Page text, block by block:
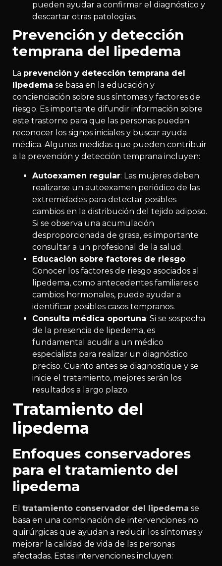
pueden ayudar a confirmar el diagnóstico y
descartar otras patologías.
Prevención y detección
temprana del lipedema
La prevención y detección temprana del
lipedema se basa en la educación y
concienciación sobre sus síntomas y factores de
riesgo. Es importante difundir información sobre
este trastorno para que las personas puedan
reconocer los signos iniciales y buscar ayuda
médica. Algunas medidas que pueden contribuir
a la prevención y detección temprana incluyen:
Autoexamen regular: Las mujeres deben
realizarse un autoexamen periódico de las
extremidades para detectar posibles
cambios en la distribución del tejido adiposo.
Si se observa una acumulación
desproporcionada de grasa, es importante
consultar a un profesional de la salud.
Educación sobre factores de riesgo:
Conocer los factores de riesgo asociados al
lipedema, como antecedentes familiares o
cambios hormonales, puede ayudar a
identificar posibles casos tempranos.
Consulta médica oportuna: Si se sospecha
de la presencia de lipedema, es
fundamental acudir a un médico
especialista para realizar un diagnóstico
preciso. Cuanto antes se diagnostique y se
inicie el tratamiento, mejores serán los
resultados a largo plazo.
Tratamiento del
lipedema
Enfoques conservadores
para el tratamiento del
lipedema
El tratamiento conservador del lipedema se
basa en una combinación de intervenciones no
quirúrgicas que ayudan a reducir los síntomas y
mejorar la calidad de vida de las personas
afectadas. Estas intervenciones incluyen: